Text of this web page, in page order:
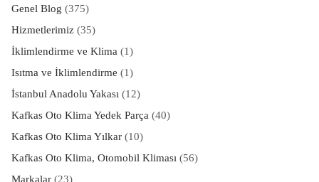
Genel Blog (375)
Hizmetlerimiz(35)
İklimlendirme ve Klima (1)
Isıtma ve İklimlendirme (1)
İstanbul Anadolu Yakası (12)
Kafkas Oto Klima Yedek Parça (40)
Kafkas Oto Klima Yılkar(10)
Kafkas Oto Klima, Otomobil Kliması (56)
Markalar(23)